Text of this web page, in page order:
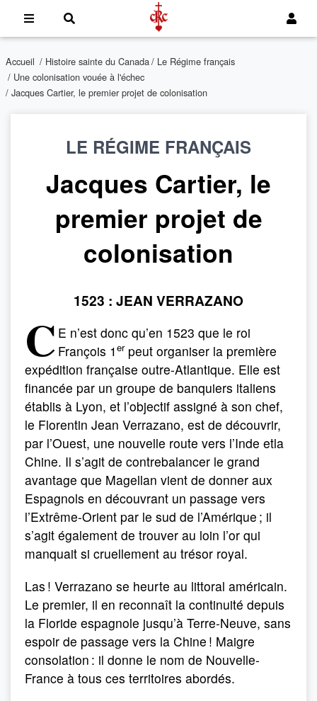
Accueil / Histoire sainte du Canada/ Le Régime français
/ Une colonisation vouée à l'échec
/ Jacques Cartier, le premier projet de colonisation
LE RÉGIME FRANÇAIS
Jacques Cartier, le
premier projet de
colonisation
1523 : JEAN VERRAZANO
C E n’est donc qu’en 1523 que le roi
François 1 erpeut organiser la première
expédition française outre-Atlantique. Elle est
financée par un groupe de banquiers italiens
établis à Lyon, et l’objectif assigné à son chef,
le Florentin Jean Verrazano, est de découvrir,
par l’Ouest, une nouvelle route vers l’Inde etla
Chine. Il s’agit de contrebalancer le grand
avantage que Magellan vient de donner aux
Espagnols en découvrant un passage vers
l’Extrême-Orient par le sud de l’Amérique ; il
s’agit également de trouver au loin l’or qui
manquait si cruellement au trésor royal.
Las ! Verrazano se heurte au littoral américain.
Le premier, il en reconnaît la continuité depuis
la Floride espagnole jusqu’à Terre-Neuve, sans
espoir de passage vers la Chine ! Maigre
consolation : il donne le nom de Nouvelle-
France à tous ces territoires abordés.